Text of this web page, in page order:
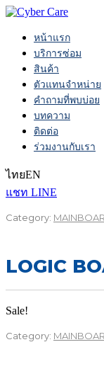
หน้าแรก
บริการซ่อม
สินค้า
ตัวแทนจำหน่าย
คำถามที่พบบ่อย
บทความ
ติดต่อ
ร่วมงานกับเรา
ไทยEN
แชท LINE
Category:
LOGIC
Sale!
Category: